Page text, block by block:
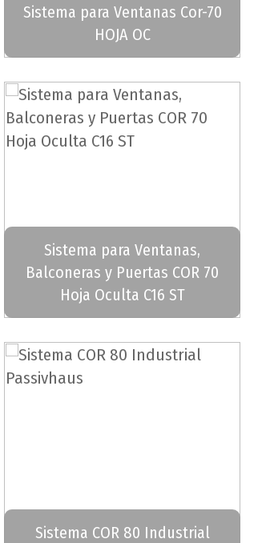
Sistema para Ventanas Cor-70
HOJA OC
Sistema para Ventanas,
Balconeras y Puertas COR 70
Hoja Oculta C16 ST
Sistema COR 80 Industrial